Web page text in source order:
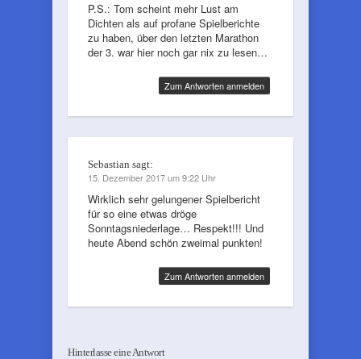
P.S.: Tom scheint mehr Lust am
Dichten als auf profane Spielberichte
zu haben, über den letzten Marathon
der 3. war hier noch gar nix zu lesen…
Zum Antworten anmelden
Sebastian sagt:
15. Dezember 2017 um 9:22 Uhr
Wirklich sehr gelungener Spielbericht
für so eine etwas dröge
Sonntagsniederlage… Respekt!!! Und
heute Abend schön zweimal punkten!
Zum Antworten anmelden
Hinterlasse eine Antwort